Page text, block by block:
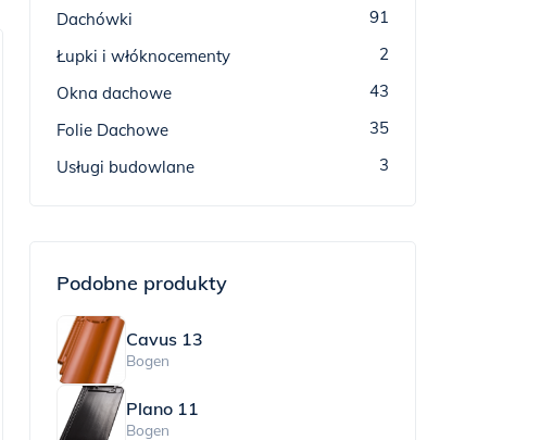
Dachówki
91
Łupki i włóknocementy
2
Okna dachowe
43
Folie Dachowe
35
Usługi budowlane
3
Podobne produkty
Cavus 13
Bogen
Plano 11
Bogen